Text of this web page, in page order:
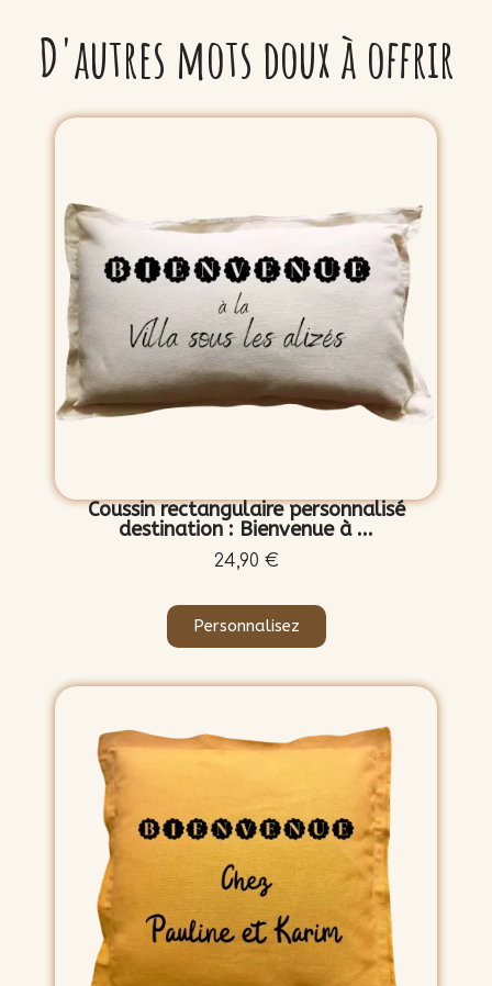
D'autres mots doux à offrir
Coussin rectangulaire personnalisé
destination : Bienvenue à ...
24,90 €
Personnalisez